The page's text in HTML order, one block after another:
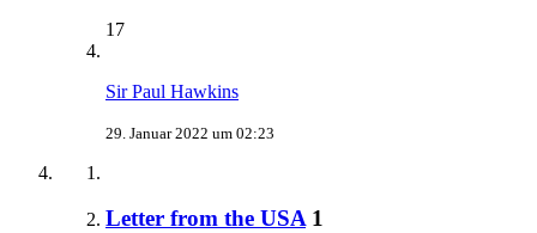
17
Sir Paul Hawkins
29. Januar 2022 um 02:23
Letter from the USA 1